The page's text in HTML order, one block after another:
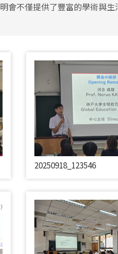
會不僅提供了豐富的學術與生
20250918_123546